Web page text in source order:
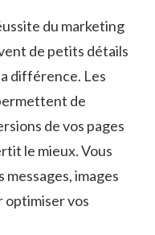
du marketing
de​ petits détails
différence.‌ Les
de‍
de vos pages
le mieux. Vous
images
‌optimiser vos